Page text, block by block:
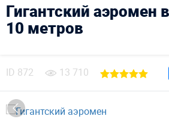
Гигантский аэромен
10 метров
ID 872 13 710